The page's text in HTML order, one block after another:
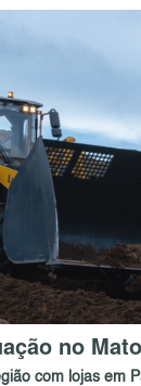
no
com lojas em